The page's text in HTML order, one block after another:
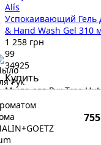
Alís
Успокаивающий Гель
& Hand Wash Gel 310
1 258 грн
99
34925
Купить
Мыло для Рук Tree
11
34235
525
Tree Hut